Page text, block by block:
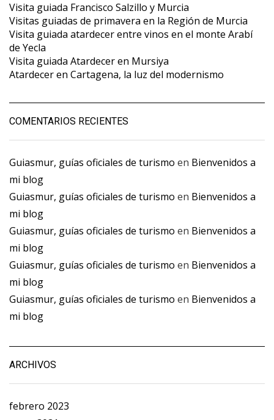
Visita guiada Francisco Salzillo y Murcia
Visitas guiadas de primavera en la Región de Murcia
Visita guiada atardecer entre vinos en el monte Arabí
de Yecla
Visita guiada Atardecer en Mursiya
Atardecer en Cartagena, la luz del modernismo
COMENTARIOS RECIENTES
Guiasmur, guías oficiales de turismo en Bienvenidos a
mi blog
Guiasmur, guías oficiales de turismo en Bienvenidos a
mi blog
Guiasmur, guías oficiales de turismo en Bienvenidos a
mi blog
Guiasmur, guías oficiales de turismo en Bienvenidos a
mi blog
Guiasmur, guías oficiales de turismo en Bienvenidos a
mi blog
ARCHIVOS
febrero 2023